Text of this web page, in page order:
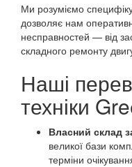
Ми розуміємо
дозволяє нам
несправностей — від
складного ремонту
Наші
техніки
Власний склад
великої бази
терміни